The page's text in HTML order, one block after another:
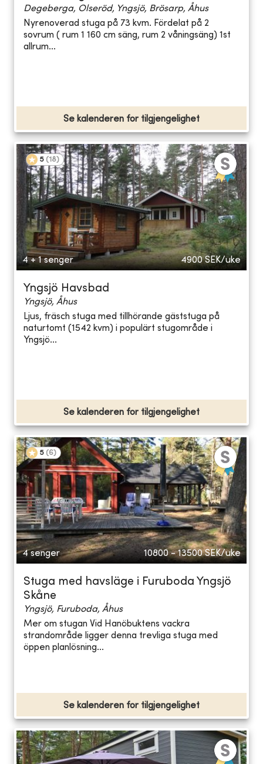
Degeberga, Olseröd, Yngsjö, Brösarp, Åhus
Nyrenoverad stuga på 73 kvm. Fördelat på 2
sovrum ( rum 1 160 cm säng, rum 2 våningsäng) 1st
allrum...
Se kalenderen for tilgjengelighet
5 (18)
4 + 1 senger 4900 SEK/uke
Yngsjö Havsbad
Yngsjö, Åhus
Ljus, fräsch stuga med tillhörande gäststuga på
naturtomt (1542 kvm) i populärt stugområde i
Yngsjö...
Se kalenderen for tilgjengelighet
5 (6)
4 senger 10800 - 13500 SEK/uke
Stuga med havsläge i Furuboda Yngsjö
Skåne
Yngsjö, Furuboda, Åhus
Mer om stugan Vid Hanöbuktens vackra
strandområde ligger denna trevliga stuga med
öppen planlösning...
Se kalenderen for tilgjengelighet